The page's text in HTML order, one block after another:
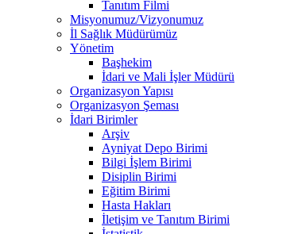
Tanıtım Filmi
Misyonumuz/Vizyonumuz
İl Sağlık Müdürümüz
Yönetim
Başhekim
İdari ve Mali İşler Müdürü
Organizasyon Yapısı
Organizasyon Şeması
İdari Birimler
Arşiv
Ayniyat Depo Birimi
Bilgi İşlem Birimi
Disiplin Birimi
Eğitim Birimi
Hasta Hakları
İletişim ve Tanıtım Birimi